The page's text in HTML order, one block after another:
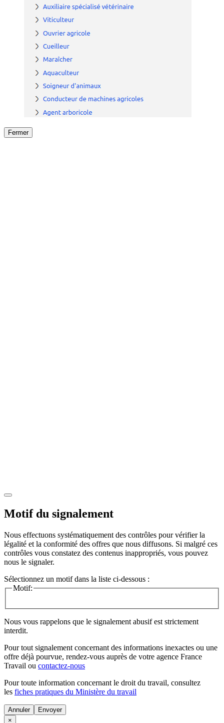
Fermer
Motif du signalement
Nous effectuons systématiquement des contrôles pour vérifier la
légalité et la conformité des offres que nous diffusons. Si malgré ces
contrôles vous constatez des contenus inappropriés, vous pouvez
nous le signaler.
Sélectionnez un motif dans la liste ci-dessous :
Motif:
Nous vous rappelons que le signalement abusif est strictement
interdit.
Pour tout signalement concernant des informations inexactes ou une
offre déjà pourvue, rendez-vous auprès de votre agence France
Travail ou contactez-nous
Pour toute information concernant le droit du travail, consultez
les fiches pratiques du Ministère du travail
Annuler
×